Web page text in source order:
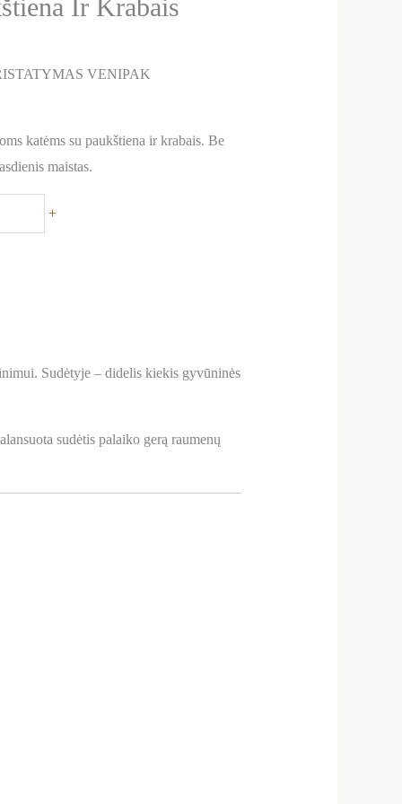
Ir Krabais
VENIPAK
katėms su paukštiena ir krabais. Be
maistas.
+
Sudėtyje – didelis kiekis gyvūninės
sudėtis palaiko gerą raumenų